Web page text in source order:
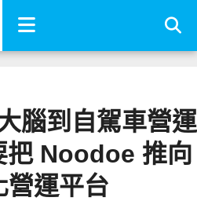
腦到自駕車營運
把 Noodoe 推向
營運平台